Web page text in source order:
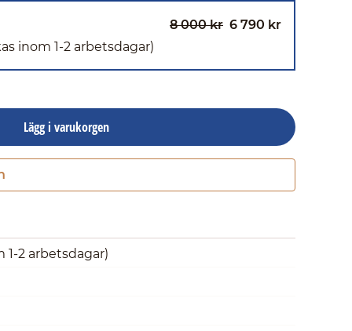
6 790 kr
8 000 kr
inom 1-2 arbetsdagar)
Lägg i varukorgen
1-2 arbetsdagar)